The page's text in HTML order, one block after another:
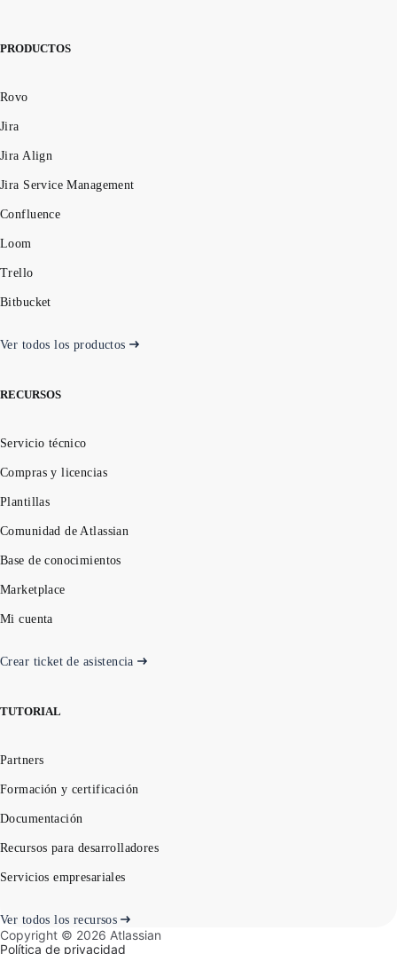
PRODUCTOS
Rovo
Jira
Jira Align
Jira Service Management
Confluence
Loom
Trello
Bitbucket
Ver todos los productos
RECURSOS
Servicio técnico
Compras y licencias
Plantillas
Comunidad de Atlassian
Base de conocimientos
Marketplace
Mi cuenta
Crear ticket de asistencia
TUTORIAL
Partners
Formación y certificación
Documentación
Recursos para desarrolladores
Servicios empresariales
Ver todos los recursos
Copyright © 2026 Atlassian
Política de privacidad